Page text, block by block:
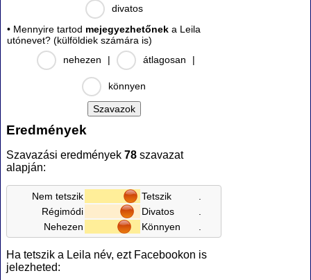
divatos
• Mennyire tartod mejegyezhetőnek a Leila
utónevet? (külföldiek számára is)
nehezen
| átlagosan |
könnyen
Eredmények
Szavazási eredmények 78 szavazat
alapján:
Nem tetszik Tetszik
Régimódi
Divatos
Nehezen
Könnyen
Ha tetszik a Leila név, ezt Facebookon is
jelezheted: